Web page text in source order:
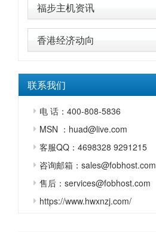
福步主机资讯
香港经济动向
联系我们
电 话：400-808-5836
MSN ：huad@live.com
客服QQ：4698328 9291215
咨询邮箱：sales@fobhost.com
售后：services@fobhost.com
https://www.hwxnzj.com/